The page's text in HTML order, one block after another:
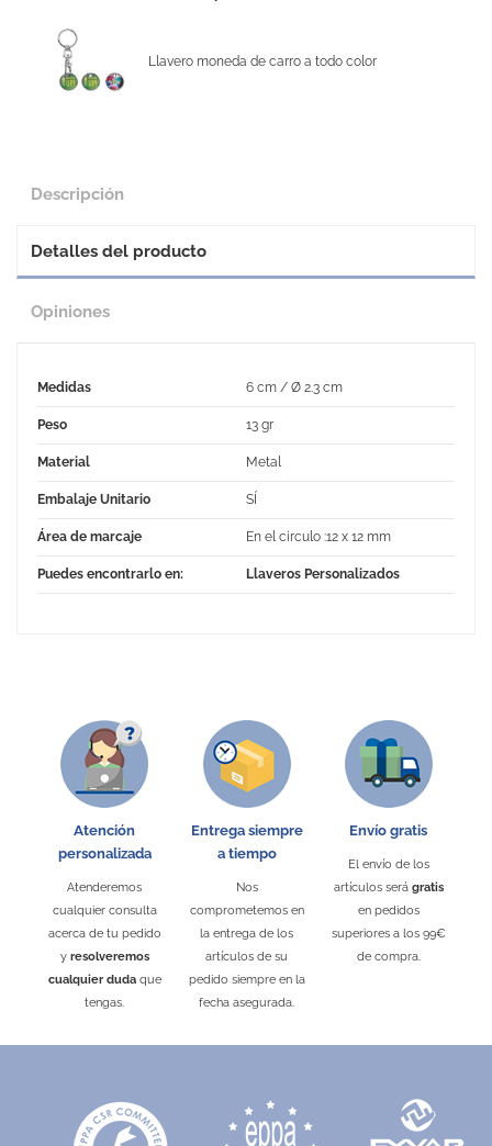
Llavero moneda de carro a todo color
Descripción
Detalles del producto
Opiniones
Medidas 6 cm / Ø 2.3 cm
Peso 13 gr
Material Metal
Embalaje Unitario SÍ
Área de marcaje En el circulo :12 x 12 mm
Puedes encontrarlo en: Llaveros Personalizados
Atención
personalizada
Atenderemos
cualquier consulta
acerca de tu pedido
y resolveremos
cualquier dudaque
tengas.
Entrega siempre
a tiempo
Nos
comprometemos en
la entrega de los
artículos de su
pedido siempre en la
fecha asegurada.
Envío gratis
El envío de los
artículos será gratis
en pedidos
superiores a los 99€
de compra.